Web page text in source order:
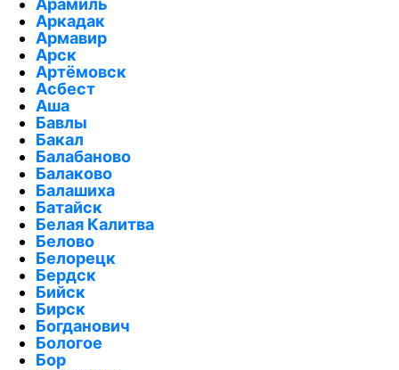
Аркадак
Армавир
Арск
Артёмовск
Асбест
Аша
Бавлы
Бакал
Балабаново
Балаково
Балашиха
Батайск
Белая Калитва
Белово
Белорецк
Бердск
Бийск
Бирск
Богданович
Бологое
Бор